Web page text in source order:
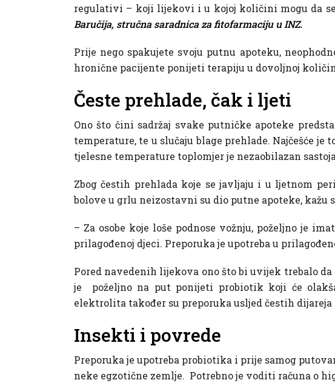
regulativi – koji lijekovi i u kojoj količini mogu da
Baručija, stručna saradnica za fitofarmaciju u INZ.
Prije nego spakujete svoju putnu apoteku,
hronične pacijente ponijeti terapiju u dovoljnoj
Česte prehlade, čak i ljeti
Ono što čini sadržaj svake putničke apoteke
temperature, te u slučaju blage prehlade. Najčešće
tjelesne temperature toplomjer je nezaobilazan
Zbog čestih prehlada koje se javljaju i u ljetnom
bolove u grlu neizostavni su dio putne apoteke, kažu
– Za osobe koje loše podnose vožnju, poželjno je
prilagođenoj djeci. Preporuka je upotreba u
Pored navedenih lijekova ono što bi uvijek trebalo
je poželjno na put ponijeti probiotik koji će
elektrolita također su preporuka usljed čestih dijareja
Insekti i povrede
Preporuka je upotreba probiotika i prije samog
neke egzotične zemlje. Potrebno je voditi računa o